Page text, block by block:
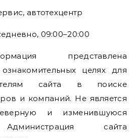
автотехцентр
09:00–20:00
представлена
целях для
сайта в поиске
и компаний. Не является
и изменившуюся
сайта